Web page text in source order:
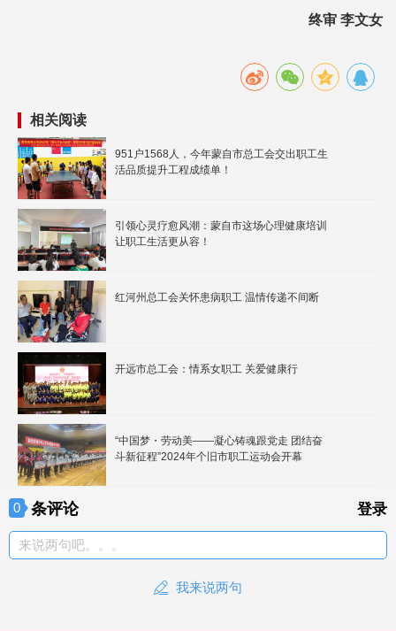
终审 李文女
相关阅读
951户1568人，今年蒙自市总工会交出职工生
活品质提升工程成绩单！
引领心灵疗愈风潮：蒙自市这场心理健康培训
让职工生活更从容！
红河州总工会关怀患病职工 温情传递不间断
开远市总工会：情系女职工 关爱健康行
“中国梦・劳动美——凝心铸魂跟党走 团结奋
斗新征程”2024年个旧市职工运动会开幕
0 条评论 登录
来说两句吧。。。
我来说两句